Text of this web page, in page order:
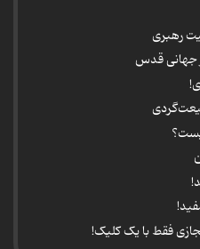
رهبری
جهانی قدس
فقط با یک کلیک!